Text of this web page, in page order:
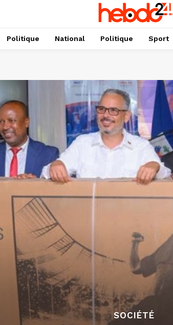
Politique National Politique Sport
SOCIÉTÉ